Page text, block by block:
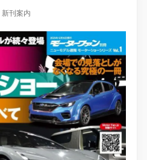
新刊案内